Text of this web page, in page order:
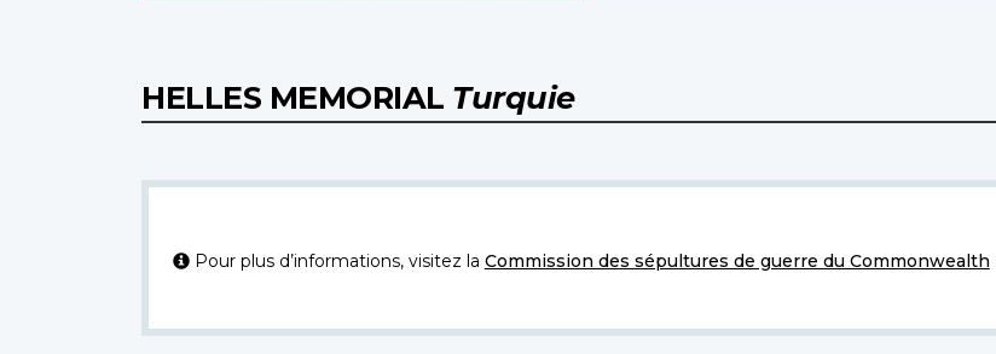
HELLES MEMORIAL Turquie
Pour plus d’informations, visitez la Commission des sépultures de guerre du Commonwealth